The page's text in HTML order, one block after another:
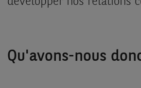
Qu'avons-nous